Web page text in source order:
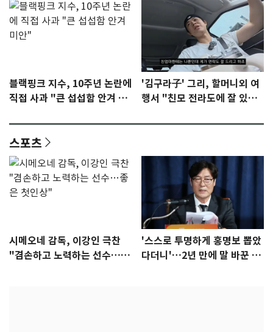
블랙핑크 지수, 10주년 논란에
직접 사과 "큰 섭섭함 안겨 미
'김구라子' 그리, 할머니외 여
행서 "친모 전라도에 잘 있
스포츠
시메오네 감독, 이강인 극찬
"겸손하고 노력하는 선수…좋
'스스로 투명하게 홍명보 뽑았
다더니'…2년 만에 말 바꾼 이